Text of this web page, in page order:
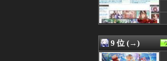
08/08 09:47
08/08 09:30
08/08 09:30
08/08 09:02
08/08 09:01
08/08 09:01
9 位 (→)